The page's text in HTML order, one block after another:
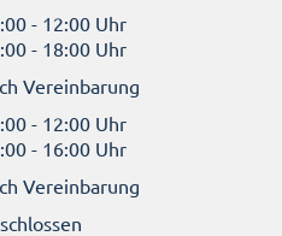
- 12:00 Uhr
- 18:00 Uhr
Vereinbarung
- 12:00 Uhr
- 16:00 Uhr
Vereinbarung